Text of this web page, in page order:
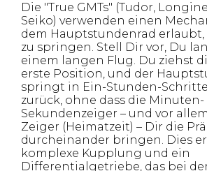
Die "True GMTs" (Tudor,
Seiko) verwenden einen
dem Hauptstundenrad
zu springen. Stell Dir vor, Du
einem langen Flug. Du ziehst
erste Position, und der
springt in Ein-Stunden-
zurück, ohne dass die Minuten-
Sekundenzeiger – und vor
Zeiger (Heimatzeit) – Dir die
durcheinander bringen. Dies
komplexe Kupplung und ein
Differentialgetriebe, das bei